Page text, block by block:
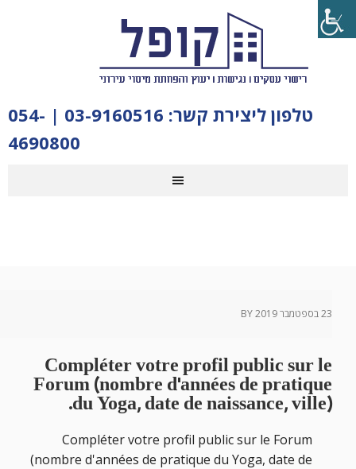
טלפון ליצירת קשר: 03-9160516
|
054-
4690800
23 בספטמבר 2019
Compléter votre profil public sur le
Forum (nombre d'années de pratique
du Yoga, date de naissance, ville).
Compléter votre profil public sur le Forum
(nombre d'années de pratique du Yoga, date de